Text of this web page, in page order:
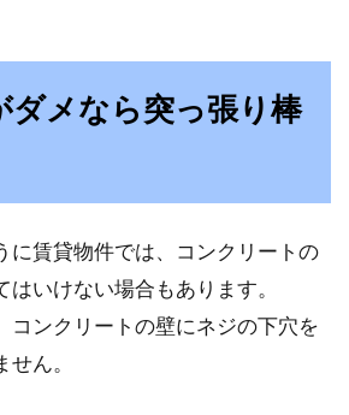
ダメなら突っ張り棒
に賃貸物件では、コンクリートの
いけない場合もあります。
コンクリートの壁にネジの下穴を
ん。